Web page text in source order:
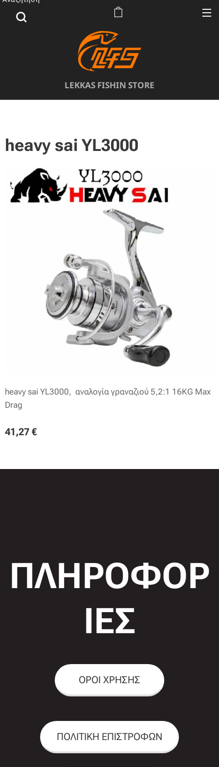
LEKKAS FISHIN STORE
heavy sai YL3000
heavy sai YL3000, αναλογία γραναζιού 5,2:1 16KG Max
Drag
41,27 €
ΠΛΗΡΟΦΟΡ
ΙΕΣ
ΟΡΟΙ ΧΡΗΣΗΣ
ΠΟΛΙΤΙΚΗ ΕΠΙΣΤΡΟΦΩΝ